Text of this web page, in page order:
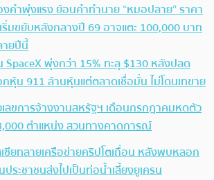
คำพุ่งแรง ย้อนคำทำนาย “หมอปลาย” ราคา
ริ่มขยับหลังกลางปี 69 อาจแตะ 100,000 บาท
ยปีนี้
SpaceX พุ่งกว่า 15% ทะลุ $130 หลังปลด
หุ้น 911 ล้านหุ้นแต่ตลาดเชื่อมั่น ไม่โดนเทขาย
ลขการจ้างงานสหรัฐฯ เดือนกรกฎาคมหดตัว
ตำแหน่ง สวนทางคาดการณ์
ซียทลายเครือข่ายคริปโตเถื่อน หลังพบหลอก
ประชาชนส่งไปเป็นท่อน้ำเลี้ยงยูเครน